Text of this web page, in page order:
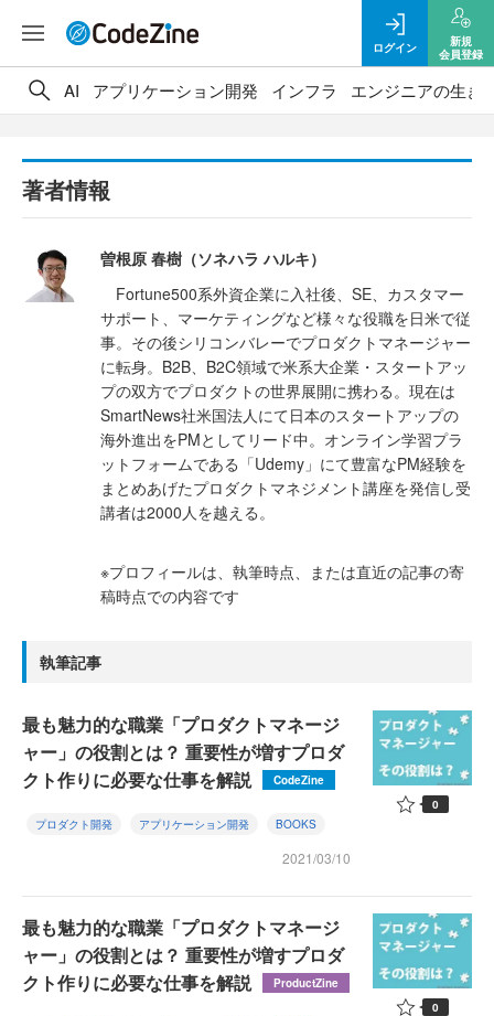
ログイン
新規
会員登録
AI アプリケーション開発 インフラ エンジニアの生き
著者情報
曽根原 春樹（ソネハラ ハルキ）
Fortune500系外資企業に入社後、SE、カスタマー
サポート、マーケティングなど様々な役職を日米で従
事。その後シリコンバレーでプロダクトマネージャー
に転身。B2B、B2C領域で米系大企業・スタートアッ
プの双方でプロダクトの世界展開に携わる。現在は
SmartNews社米国法人にて日本のスタートアップの
海外進出をPMとしてリード中。オンライン学習プラ
ットフォームである「Udemy」にて豊富なPM経験を
まとめあげたプロダクトマネジメント講座を発信し受
講者は2000人を越える。
※プロフィールは、執筆時点、または直近の記事の寄
稿時点での内容です
執筆記事
最も魅力的な職業「プロダクトマネージ
ャー」の役割とは？ 重要性が増すプロダ
クト作りに必要な仕事を解説
CodeZine
プロダクト開発 アプリケーション開発 BOOKS
2021/03/10
0
最も魅力的な職業「プロダクトマネージ
ャー」の役割とは？ 重要性が増すプロダ
クト作りに必要な仕事を解説
ProductZine
0